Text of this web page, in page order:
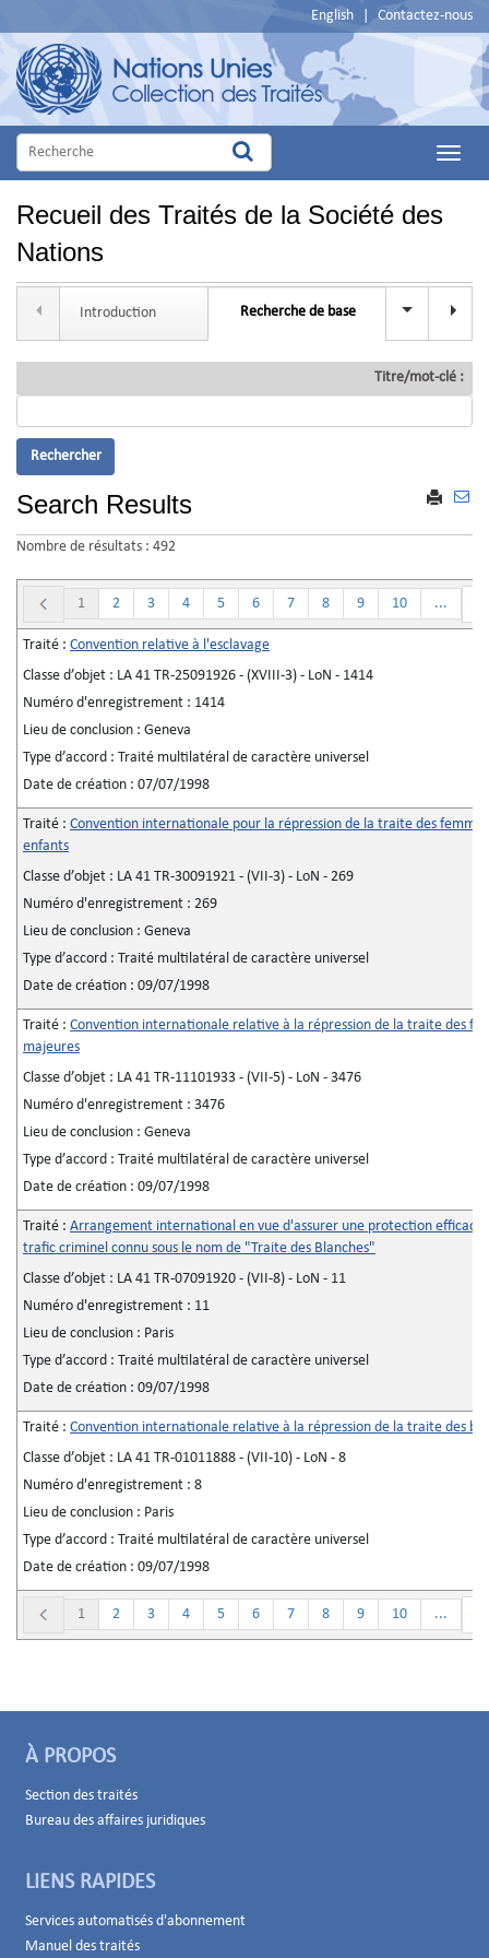
English Contactez-nous
Main
Recueil des Traités de la Société des
Nations
Introduction Recherche de base Recherche
Titre/mot-clé :
Search Results
UN
Nombre de résultats : 492
1 2 3 4 5 6 7 8 9 10 ...
Traité : Convention relative à l'esclavage
Classe d’objet : LA 41 TR-25091926 - (XVIII-3) - LoN - 1414
Numéro d'enregistrement : 1414
Lieu de conclusion : Geneva
Type d’accord : Traité multilatéral de caractère universel
Date de création : 07/07/1998
Traité : Convention internationale pour la répression de la traite des
enfants
Classe d’objet : LA 41 TR-30091921 - (VII-3) - LoN - 269
Numéro d'enregistrement : 269
Lieu de conclusion : Geneva
Type d’accord : Traité multilatéral de caractère universel
Date de création : 09/07/1998
Traité : Convention internationale relative à la répression de la traite des
majeures
Classe d’objet : LA 41 TR-11101933 - (VII-5) - LoN - 3476
Numéro d'enregistrement : 3476
Lieu de conclusion : Geneva
Type d’accord : Traité multilatéral de caractère universel
Date de création : 09/07/1998
Traité : Arrangement international en vue d'assurer une protection efficace
trafic criminel connu sous le nom de "Traite des Blanches"
Classe d’objet : LA 41 TR-07091920 - (VII-8) - LoN - 11
Numéro d'enregistrement : 11
Lieu de conclusion : Paris
Type d’accord : Traité multilatéral de caractère universel
Date de création : 09/07/1998
Traité : Convention internationale relative à la répression de la traite des
Classe d’objet : LA 41 TR-01011888 - (VII-10) - LoN - 8
Numéro d'enregistrement : 8
Lieu de conclusion : Paris
Type d’accord : Traité multilatéral de caractère universel
Date de création : 09/07/1998
1 2 3 4 5 6 7 8 9 10 ...
À PROPOS
Section des traités
Bureau des affaires juridiques
LIENS RAPIDES
Services automatisés d'abonnement
Manuel des traités